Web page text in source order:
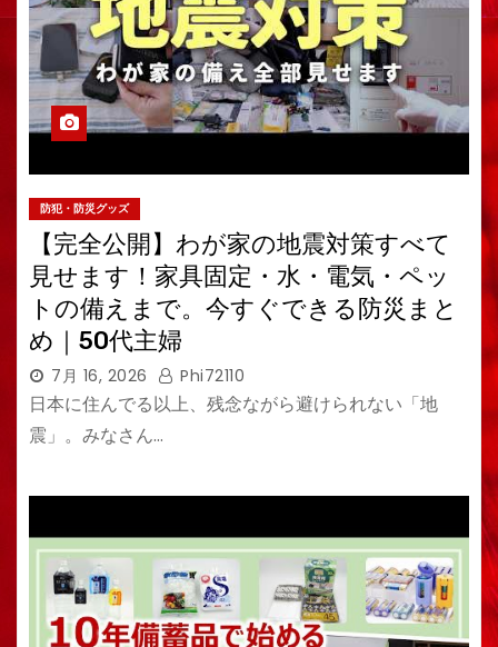
防犯・防災グッズ
【完全公開】わが家の地震対策すべて
見せます！家具固定・水・電気・ペッ
トの備えまで。今すぐできる防災まと
め｜50代主婦
7月 16, 2026 Phi72110
日本に住んでる以上、残念ながら避けられない「地
震」。みなさん…